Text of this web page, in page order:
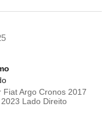
Fiat Argo Cronos 2017
Lado Direito